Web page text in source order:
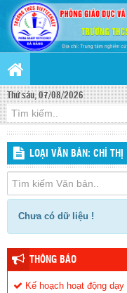
Thứ sáu, 07/08/2026
LOẠI VĂN BẢN: CHỈ THỊ
Chưa có dữ liệu !
THÔNG BÁO
Kế hoạch hoạt động